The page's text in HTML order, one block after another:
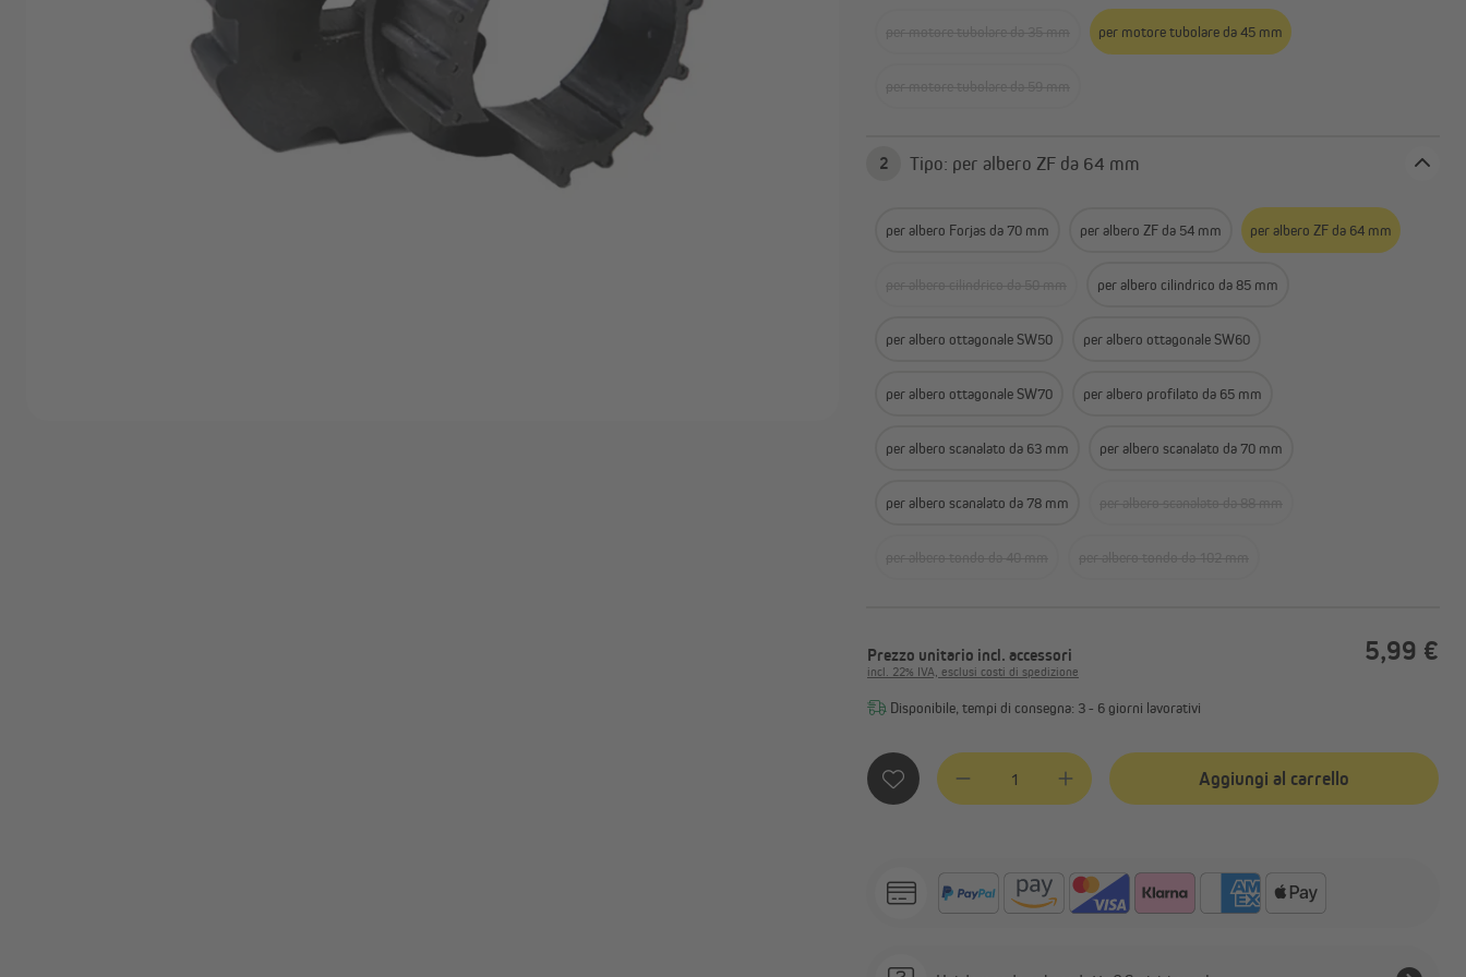
Domotica Homepilot
Attuatori e sensori per
domotica
da garage
per motore tubolare da 45 mm
2 Tipo: per albero ZF da 64 mm
per albero Forjas da 70 mm per albero ZF da 54 mm per albero ZF da 64 mm
per albero cilindrico da 85 mm
per albero ottagonale SW50 per albero ottagonale SW60
per albero ottagonale SW70 per albero profilato da 65 mm
per albero scanalato da 63 mm per albero scanalato da 70 mm
per albero scanalato da 78 mm
Prezzo unitario incl. accessori 5,99 €
incl. 22% IVA, esclusi costi di spedizione
Disponibile, tempi di consegna: 3 - 6 giorni lavorativi
Quantità del prodotto: inserisci la quantità desiderata o usa i pulsanti per
Aggiungi al carrello